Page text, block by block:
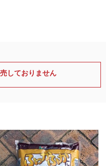
しておりません